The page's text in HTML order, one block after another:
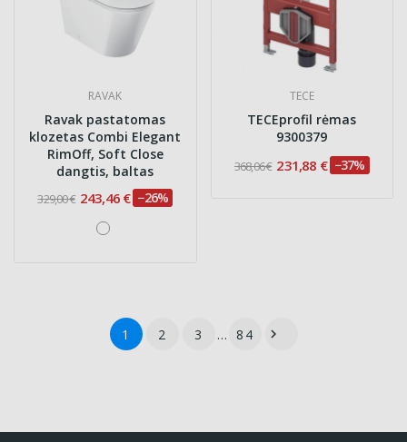
RAVAK
Ravak pastatomas
klozetas Combi Elegant
RimOff, Soft Close
dangtis, baltas
329,00 € 243,46 € −26%
TECE
TECEprofil rėmas
9300379
368,06 € 231,88 € −37%
1 2 3 … 84 